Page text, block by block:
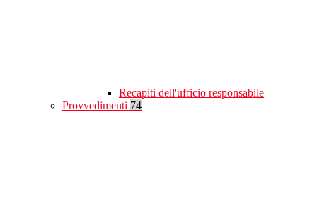
Recapiti dell'ufficio responsabile
Provvedimenti 74